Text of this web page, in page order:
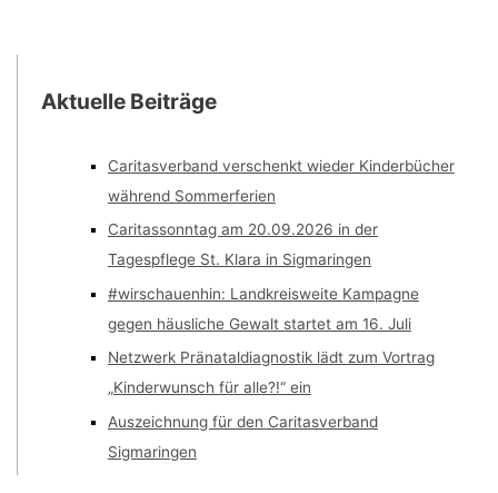
Aktuelle Beiträge
Caritasverband verschenkt wieder Kinderbücher
während Sommerferien
Caritassonntag am 20.09.2026 in der
Tagespflege St. Klara in Sigmaringen
#wirschauenhin: Landkreisweite Kampagne
gegen häusliche Gewalt startet am 16. Juli
Netzwerk Pränataldiagnostik lädt zum Vortrag
„Kinderwunsch für alle?!“ ein
Auszeichnung für den Caritasverband
Sigmaringen